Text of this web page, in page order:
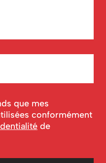
que mes
conformément
de